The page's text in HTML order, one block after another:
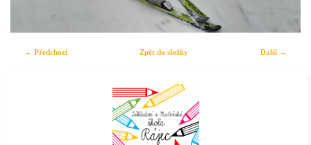
← Předchozí Další →
Zpět do složky